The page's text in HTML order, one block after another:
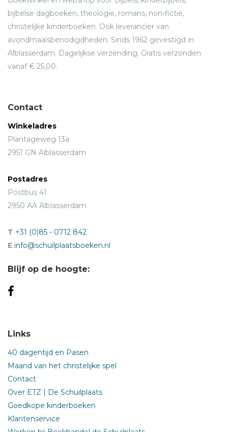
bijbelse dagboeken, theologie, romans, non-fictie,
christelijke kinderboeken. Ook leverancier van
avondmaalsbenodigdheden. Sinds 1962 gevestigd in
Alblasserdam. Dagelijkse verzending. Gratis verzonden
vanaf € 25,00.
Contact
Winkeladres
Plantageweg 13a
2951 GN Alblasserdam
Postadres
Postbus 41
2950 AA Alblasserdam
T +31 (0)85 - 0712 842
E info@schuilplaatsboeken.nl
Blijf op de hoogte:
Links
40 dagentijd en Pasen
Maand van het christelijke spel
Contact
Over ETZ | De Schuilplaats
Goedkope kinderboeken
Klantenservice